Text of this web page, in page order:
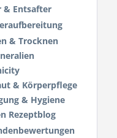
& Entsafter
& Trocknen
& Körperpflege
& Hygiene
Rezeptblog